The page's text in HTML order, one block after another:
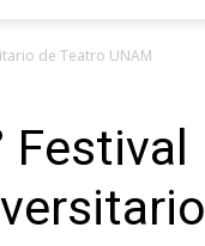
Evolución
de Teatro UNAM
Festival